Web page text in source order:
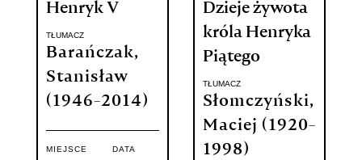
Henryk V
TŁUMACZ
Barańczak,
Stanisław
(1946-2014)
MIEJSCE DATA
Dzieje żywota
króla Henryka
Piątego
TŁUMACZ
Słomczyński,
Maciej (1920-
1998)